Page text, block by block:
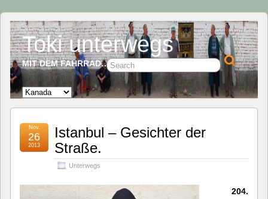
Toki unterwegs
MIT DEM FAHRRAD…
Istanbul – Gesichter der
Straße.
Unterwegs
Nov.
26
2013
204.